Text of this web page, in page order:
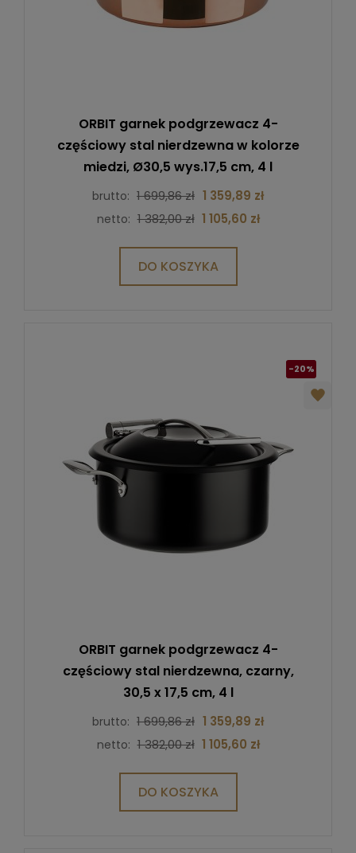
ORBIT garnek podgrzewacz 4-
częściowy stal nierdzewna w kolorze
miedzi, Ø30,5 wys.17,5 cm, 4 l
brutto: 1 699,86 zł 1 359,89 zł
netto: 1 382,00 zł 1 105,60 zł
DO KOSZYKA
-20%
ORBIT garnek podgrzewacz 4-
częściowy stal nierdzewna, czarny,
30,5 x 17,5 cm, 4 l
brutto: 1 699,86 zł 1 359,89 zł
netto: 1 382,00 zł 1 105,60 zł
DO KOSZYKA